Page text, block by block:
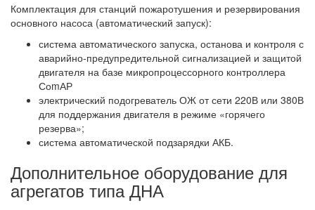
Комплектация для станций пожаротушения и резервирования
основного насоса (автоматический запуск):
система автоматического запуска, останова и контроля с
аварийно-предупредительной сигнализацией и защитой
двигателя на базе микропроцессорного контроллера
СоmАР
электрический подогреватель ОЖ от сети 220В или 380В
для поддержания двигателя в режиме «горячего
резерва»;
система автоматической подзарядки АКБ.
Дополнительное оборудование для
агрегатов типа ДНА